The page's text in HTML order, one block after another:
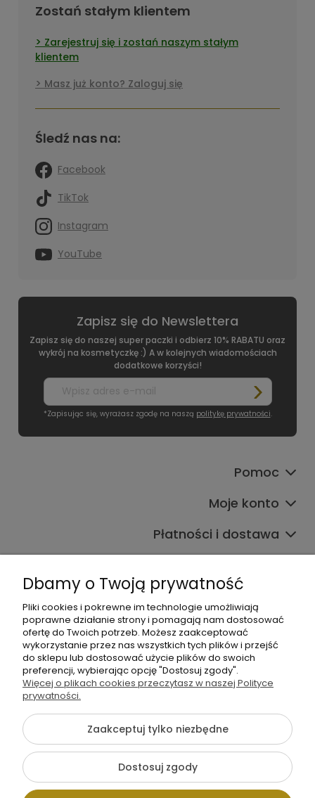
Zostań stałym klientem
Zarejestruj się i zostań naszym stałym
klientem
Masz już konto? Zaloguj się
Śledź nas na:
Facebook
TikTok
Instagram
YouTube
Zapisz się do Newslettera
Zapisz się do naszej super paczki i odbierz 10% RABATU oraz
wykrój na kosmetyczkę :) A w kolejnych wiadomościach
dodatkowe korzyści!
*Zapisując się, wyrażasz zgodę na naszą politykę prywatności.
Pomoc
Moje konto
Płatności i dostawa
+48 605 141 363
{literal}
Pokaż pełną wersję strony
Dbamy o Twoją prywatność
Pliki cookies i pokrewne im technologie umożliwiają
poprawne działanie strony i pomagają nam dostosować
ofertę do Twoich potrzeb. Możesz zaakceptować
wykorzystanie przez nas wszystkich tych plików i przejść
do sklepu lub dostosować użycie plików do swoich
preferencji, wybierając opcję "Dostosuj zgody".
Więcej o plikach cookies przeczytasz w naszej Polityce
prywatności.
Zaakceptuj tylko niezbędne
Dostosuj zgody